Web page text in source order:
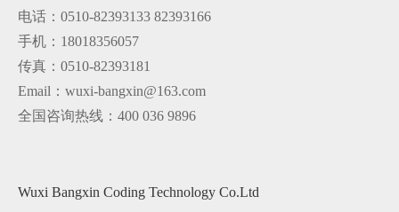
电话：0510-82393133 82393166
手机：18018356057
传真：0510-82393181
Email：wuxi-bangxin@163.com
全国咨询热线：400 036 9896
Wuxi Bangxin Coding Technology Co.Ltd